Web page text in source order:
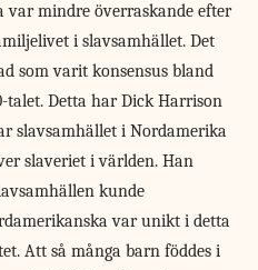
mindre överraskande efter
i slavsamhället. Det
som varit konsensus bland
talet. Detta har Dick Harrison
slavsamhället i Nordamerika
slaveriet i världen. Han
kunde
var unikt i detta
Att så många barn föddes i